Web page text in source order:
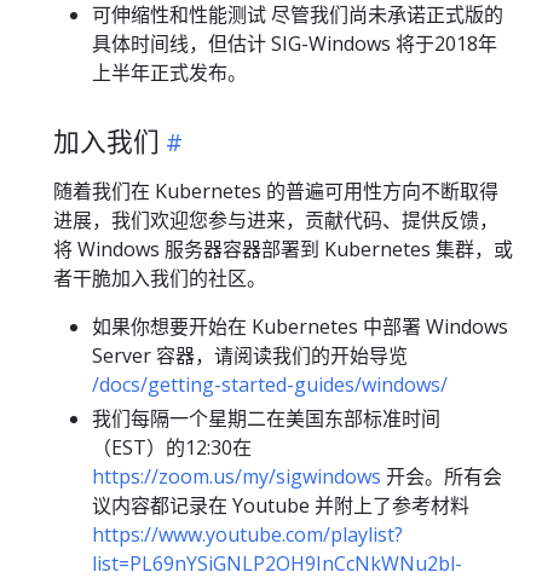
可伸缩性和性能测试 尽管我们尚未承诺正式版的
具体时间线，但估计 SIG-Windows 将于2018年
上半年正式发布。
加入我们
随着我们在 Kubernetes 的普遍可用性方向不断取得
进展，我们欢迎您参与进来，贡献代码、提供反馈，
将 Windows 服务器容器部署到 Kubernetes 集群，或
者干脆加入我们的社区。
如果你想要开始在 Kubernetes 中部署 Windows
Server 容器，请阅读我们的开始导览
/docs/getting-started-guides/windows/
我们每隔一个星期二在美国东部标准时间
（EST）的12:30在
https://zoom.us/my/sigwindows 开会。所有会
议内容都记录在 Youtube 并附上了参考材料
https://www.youtube.com/playlist?
list=PL69nYSiGNLP2OH9InCcNkWNu2bl-